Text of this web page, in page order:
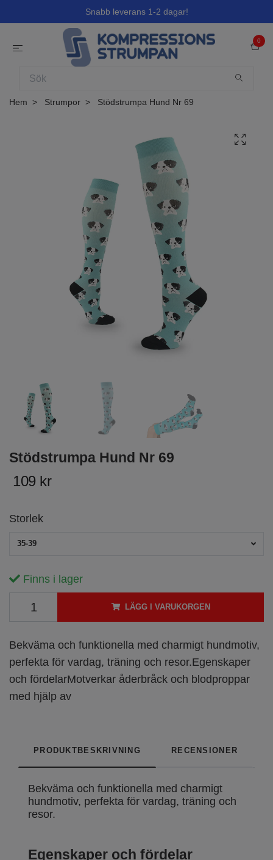
Snabb leverans 1-2 dagar!
0
Hem Strumpor Stödstrumpa Hund Nr 69
Stödstrumpa Hund Nr 69
109 kr
Storlek
35-39
Finns i lager
LÄGG I VARUKORGEN
Bekväma och funktionella med charmigt hundmotiv,
perfekta för vardag, träning och resor.Egenskaper
och fördelarMotverkar åderbråck och blodproppar
med hjälp av
PRODUKTBESKRIVNING RECENSIONER
Bekväma och funktionella med charmigt
hundmotiv, perfekta för vardag, träning och
resor.
Egenskaper och fördelar